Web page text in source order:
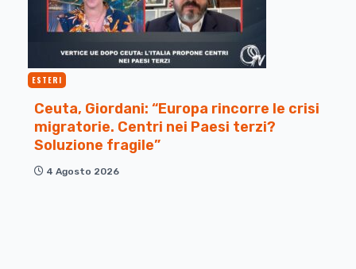
ESTERI
Ceuta, Giordani: “Europa rincorre le crisi
migratorie. Centri nei Paesi terzi?
Soluzione fragile”
4 Agosto 2026